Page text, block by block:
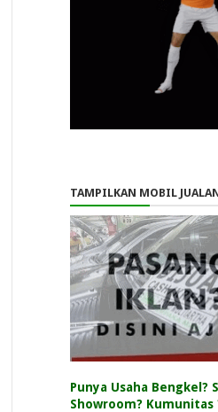
TAMPILKAN MOBIL
Punya Usaha Bengkel?
Showroom? Kumunitas